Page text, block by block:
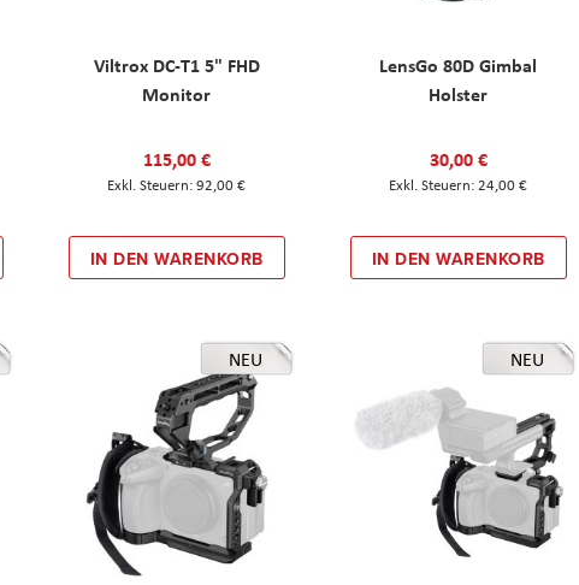
Viltrox DC-T1 5" FHD
Monitor
115,00 €
92,00 €
IN DEN WARENKORB
LensGo 80D Gimbal
Holster
30,00 €
24,00 €
IN DEN WARENKORB
NEU NEU